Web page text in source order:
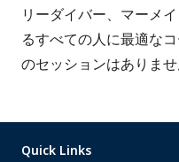
リーダイバー、マーメ
るすべての人に最適な
のセッションはありませ
Quick Links